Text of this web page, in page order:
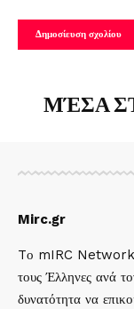
ΜΈΣΑ
Mirc.gr
Tο mIRC Network
τους Έλληνες ανά
δυνατότητα να